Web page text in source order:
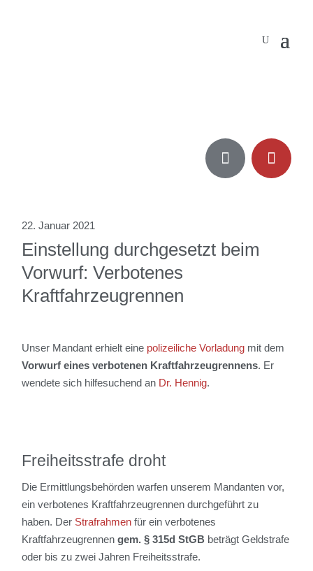
22. Januar 2021
Einstellung durchgesetzt beim
Vorwurf: Verbotenes
Kraftfahrzeugrennen
Unser Mandant erhielt eine polizeiliche Vorladung mit dem
Vorwurf eines verbotenen Kraftfahrzeugrennens. Er
wendete sich hilfesuchend an Dr. Hennig.
Freiheitsstrafe droht
Die Ermittlungsbehörden warfen unserem Mandanten vor,
ein verbotenes Kraftfahrzeugrennen durchgeführt zu
haben. Der Strafrahmen für ein verbotenes
Kraftfahrzeugrennengem. § 315d StGB beträgt Geldstrafe
oder bis zu zwei Jahren Freiheitsstrafe.